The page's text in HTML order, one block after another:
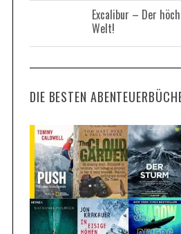
Excalibur – Der
Welt!
DIE BESTEN